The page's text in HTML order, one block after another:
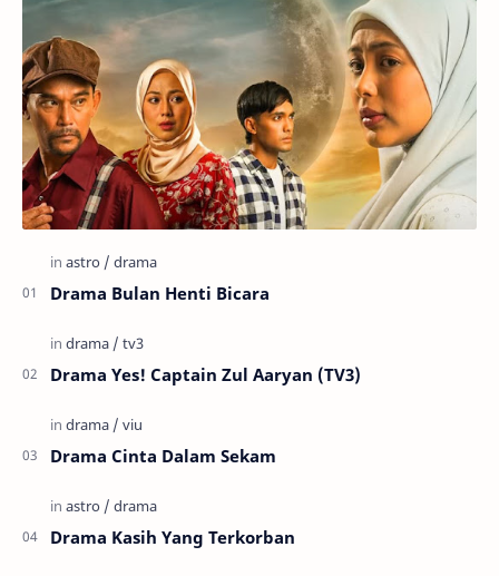
Drama Bulan Henti Bicara
Drama Yes! Captain Zul Aaryan (TV3)
Drama Cinta Dalam Sekam
Drama Kasih Yang Terkorban